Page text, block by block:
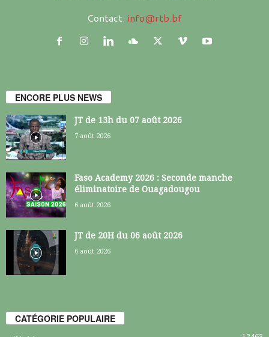
Contact: info@rtb.bf
ENCORE PLUS NEWS
JT de 13h du 07 août 2026
7 août 2026
Faso Academy 2026 : Seconde manche
éliminatoire de Ouagadougou
6 août 2026
JT de 20H du 06 août 2026
6 août 2026
CATÉGORIE POPULAIRE